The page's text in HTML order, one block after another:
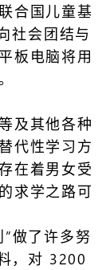
合国儿童基
社会团结与
板电脑将用
及其他各种
代性学习方
在着男女受
求学之路可
做了许多努
，对 3200